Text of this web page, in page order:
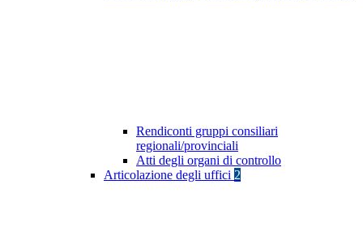
Rendiconti gruppi consiliari
regionali/provinciali
Atti degli organi di controllo
Articolazione degli uffici 2